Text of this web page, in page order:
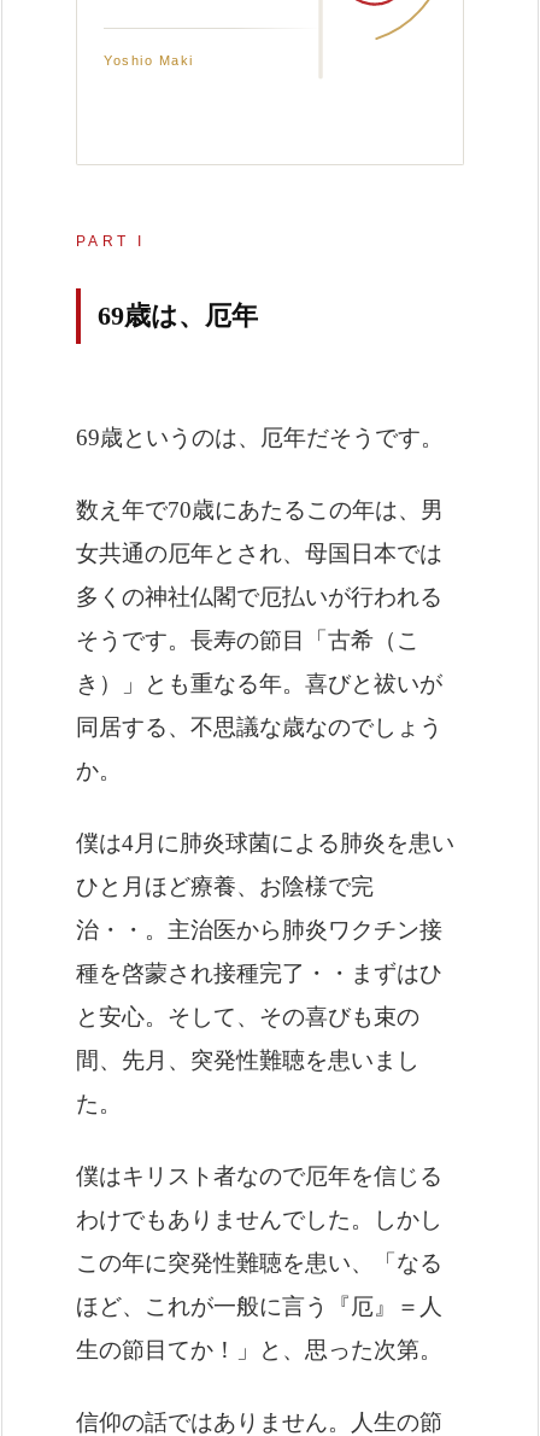
Yoshio Maki
PART I
69歳は、厄年
69歳というのは、厄年だそうです。
数え年で70歳にあたるこの年は、男
女共通の厄年とされ、母国日本では
多くの神社仏閣で厄払いが行われる
そうです。長寿の節目「古希（こ
き）」とも重なる年。喜びと祓いが
同居する、不思議な歳なのでしょう
か。
僕は4月に肺炎球菌による肺炎を患い
ひと月ほど療養、お陰様で完
治・・。主治医から肺炎ワクチン接
種を啓蒙され接種完了・・まずはひ
と安心。そして、その喜びも束の
間、先月、突発性難聴を患いまし
た。
僕はキリスト者なので厄年を信じる
わけでもありませんでした。しかし
この年に突発性難聴を患い、「なる
ほど、これが一般に言う『厄』＝人
生の節目てか！」と、思った次第。
信仰の話ではありません。人生の節